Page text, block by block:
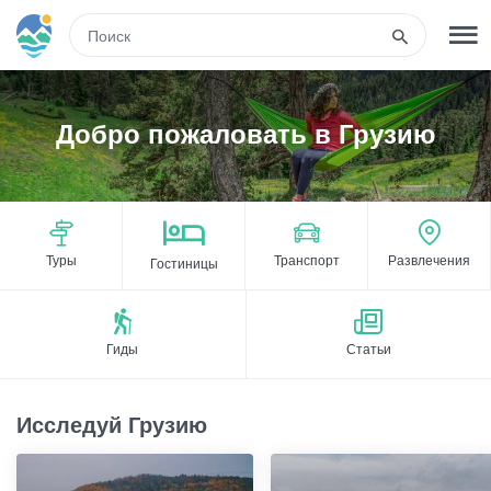
РЕГИСТРАЦИЯ ВХОД
Развлечения
Туры
Маршруты
Еда и вино
Добро пожаловать в Грузию
Туры Гостиницы Транспорт Развлечения
Гиды Статьи
Исследуй Грузию